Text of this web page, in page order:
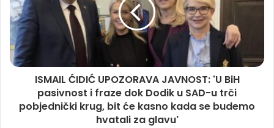
ISMAIL ĆIDIĆ UPOZORAVA JAVNOST: 'U BiH
pasivnost i fraze dok Dodik u SAD-u trči
pobjednički krug, bit će kasno kada se budemo
hvatali za glavu'